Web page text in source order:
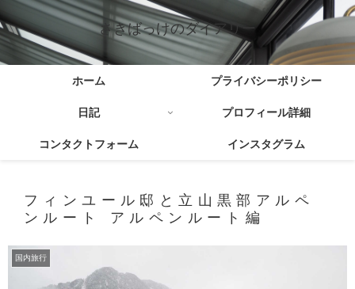
さきばっけのダイアリー
ホーム プライバシーポリシー
日記 プロフィール詳細
コンタクトフォーム インスタグラム
フィンユール邸と立山黒部アルペ
ンルート アルペンルート編
国内旅行